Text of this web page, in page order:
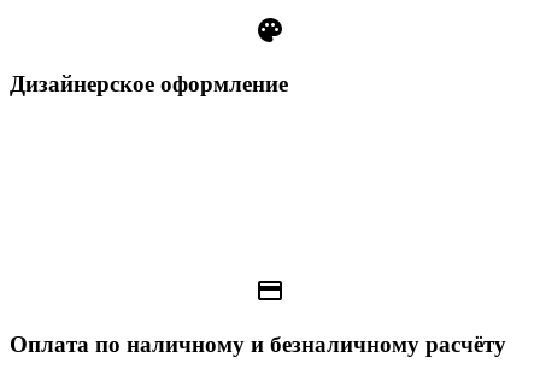
palette
Дизайнерское оформление
payment
Оплата по наличному и безналичному расчёту